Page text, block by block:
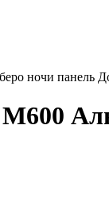
ночи панель
М600